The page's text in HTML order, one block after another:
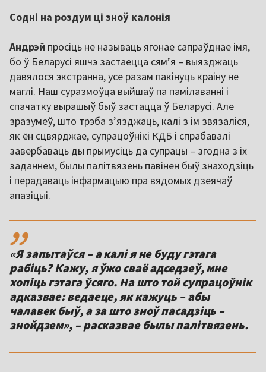
Содні на роздум ці зноў калонія
Андрэй просіць не называць ягонае сапраўднае імя,
бо ў Беларусі яшчэ застаецца сям’я – выязджаць
давялося экстранна, усе разам пакінуць краіну не
маглі. Наш суразмоўца выйшаў па памілаванні і
спачатку вырашыў быў застацца ў Беларусі. Але
зразумеў, што трэба з’язджаць, калі з ім звязаліся,
як ён сцвярджае, супрацоўнікі КДБ і спрабавалі
завербаваць ды прымусіць да супрацы – згодна з іх
заданнем, былы палітвязень павінен быў знаходзіць
і перадаваць інфармацыю пра вядомых дзеячаў
апазіцыі.
,,
«Я запытаўся – а калі я не буду гэтага
рабіць? Кажу, я ўжо сваё адседзеў, мне
хопіць гэтага ўсяго. На што той супрацоўнік
адказвае: ведаеце, як кажуць – абы
чалавек быў, а за што зноў пасадзіць –
знойдзем», – расказвае былы палітвязень.